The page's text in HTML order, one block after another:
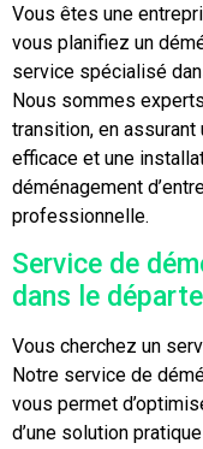
Vous êtes une
vous planifiez un
service spécialisé
Nous sommes
transition, en
efficace et une
déménagement
professionnelle.
Service de
dans le
Vous cherchez un
Notre service de
vous permet
d’une solution